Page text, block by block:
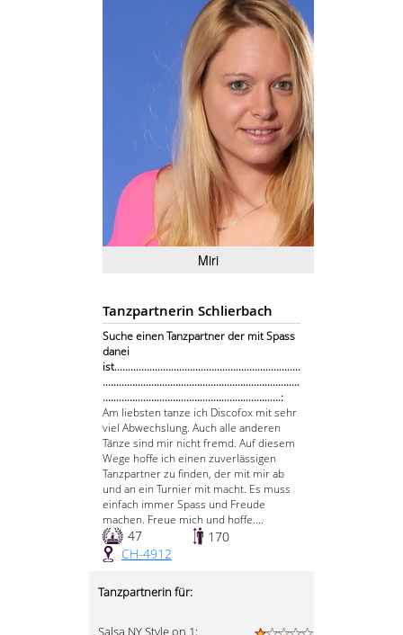
Miri
Tanzpartnerin Schlierbach
Suche einen Tanzpartner der mit Spass
danei
ist.....................................................................
.........................................................................
..................................................................:
Am liebsten tanze ich Discofox mit sehr
viel Abwechslung. Auch alle anderen
Tänze sind mir nicht fremd. Auf diesem
Wege hoffe ich einen zuverlässigen
Tanzpartner zu finden, der mit mir ab
und an ein Turnier mit macht. Es muss
einfach immer Spass und Freude
machen. Freue mich und hoffe....
47
170
CH-4912
Tanzpartnerin für: